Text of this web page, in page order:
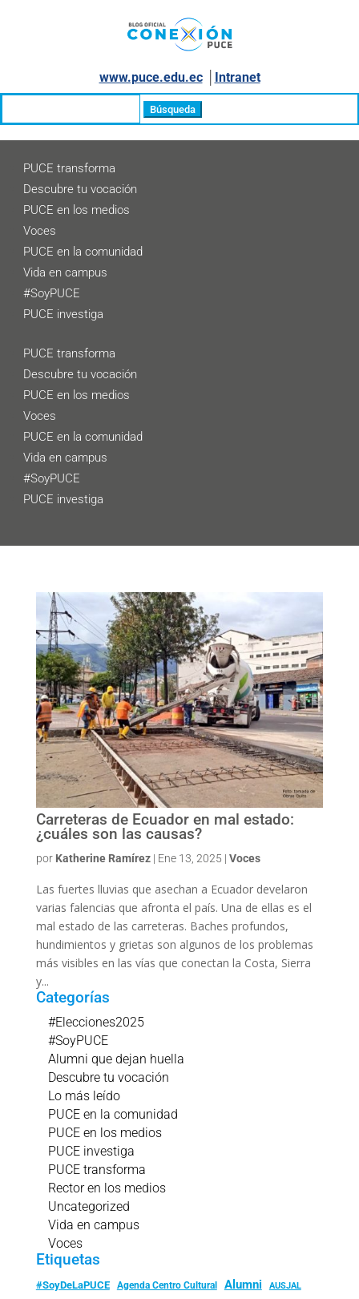
www.puce.edu.ec│ Intranet
PUCE transforma
Descubre tu vocación
PUCE en los medios
Voces
PUCE en la comunidad
Vida en campus
#SoyPUCE
PUCE investiga
PUCE transforma
Descubre tu vocación
PUCE en los medios
Voces
PUCE en la comunidad
Vida en campus
#SoyPUCE
PUCE investiga
Carreteras de Ecuador en mal estado:
¿cuáles son las causas?
por Katherine Ramírez| Ene 13, 2025 | Voces
Las fuertes lluvias que asechan a Ecuador develaron
varias falencias que afronta el país. Una de ellas es el
mal estado de las carreteras. Baches profundos,
hundimientos y grietas son algunos de los problemas
más visibles en las vías que conectan la Costa, Sierra
y...
Categorías
#Elecciones2025
#SoyPUCE
Alumni que dejan huella
Descubre tu vocación
Lo más leído
PUCE en la comunidad
PUCE en los medios
PUCE investiga
PUCE transforma
Rector en los medios
Uncategorized
Vida en campus
Voces
Etiquetas
#SoyDeLaPUCE Agenda Centro Cultural Alumni
AUSJAL